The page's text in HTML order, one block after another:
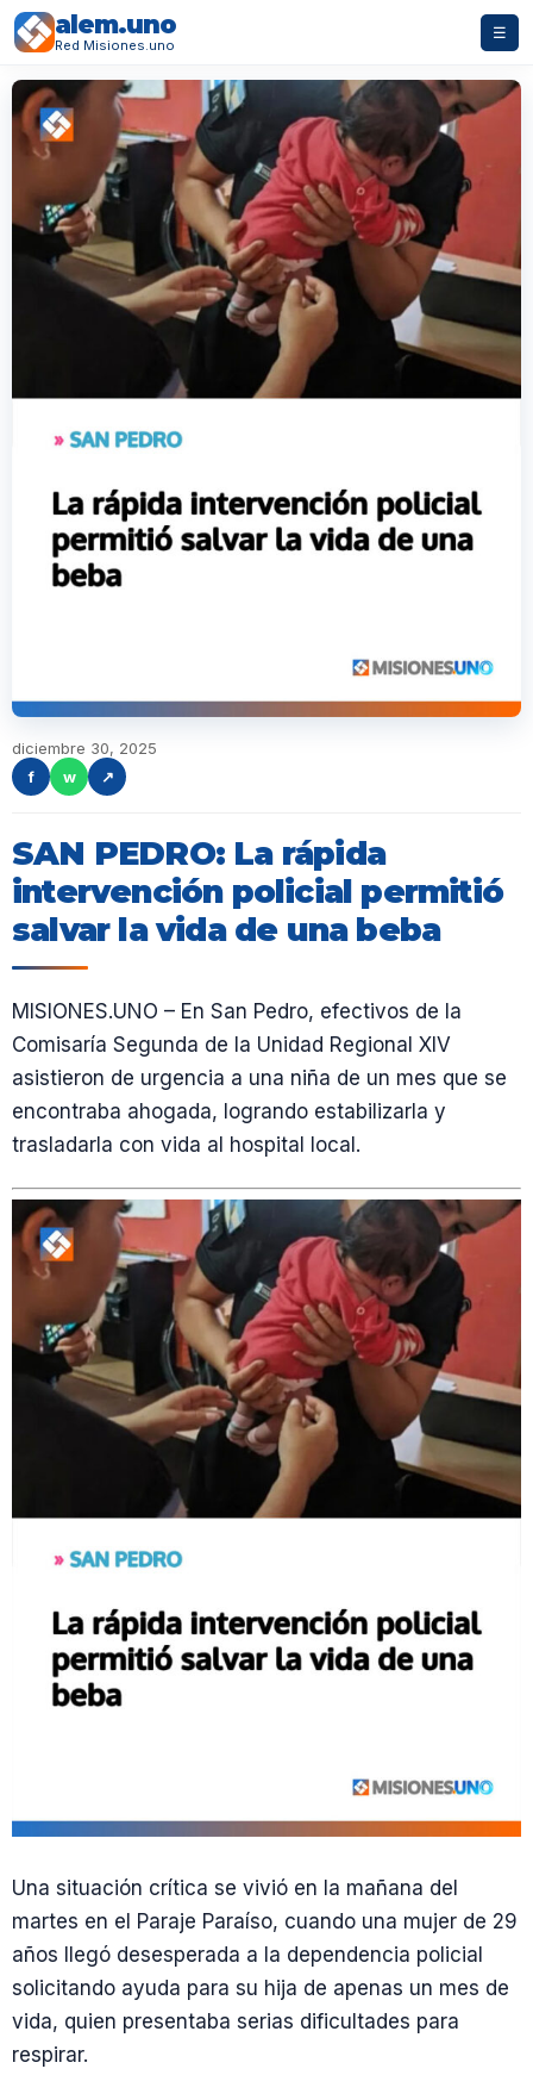
alem.uno
Red Misiones.uno
☰
diciembre 30, 2025
f
w ↗
SAN PEDRO: La rápida
intervención policial permitió
salvar la vida de una beba
MISIONES.UNO – En San Pedro, efectivos de la
Comisaría Segunda de la Unidad Regional XIV
asistieron de urgencia a una niña de un mes que se
encontraba ahogada, logrando estabilizarla y
trasladarla con vida al hospital local.
Una situación crítica se vivió en la mañana del
martes en el Paraje Paraíso, cuando una mujer de 29
años llegó desesperada a la dependencia policial
solicitando ayuda para su hija de apenas un mes de
vida, quien presentaba serias dificultades para
respirar.